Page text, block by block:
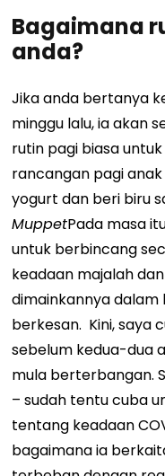
Bagaimana
anda?
Jika anda bertanya
minggu lalu, ia akan
rutin pagi biasa
rancangan pagi
yogurt dan beri biru
MuppetPada masa
untuk berbincang
keadaan majalah
dimainkannya
berkesan. Kini, saya
sebelum kedua-dua
mula berterbangan.
– sudah tentu cuba
tentang keadaan
bagaimana ia